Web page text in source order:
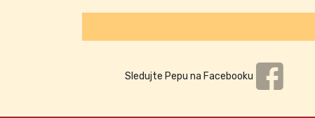
Sledujte Pepu na Facebooku